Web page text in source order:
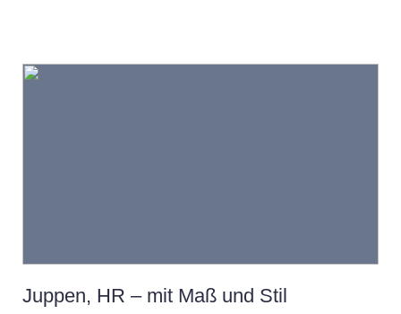
Juppen, HR – mit Maß und Stil